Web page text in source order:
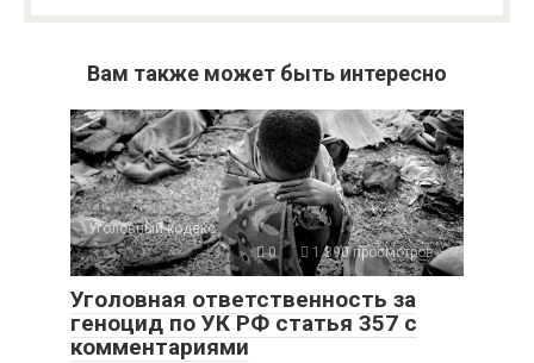
Вам также может быть интересно
Уголовный кодекс
0
1 390 просмотров
Уголовная ответственность за
геноцид по УК РФ статья 357 с
комментариями